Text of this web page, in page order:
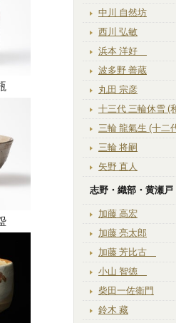
中川 自然坊
西川 弘敏
浜本 洋好
波多野 善蔵
丸田 宗彦
十三代 三輪休雪 (
三輪 龍氣生 (十二
三輪 将嗣
矢野 直人
志野・織部・黄瀬戸
加藤 高宏
加藤 亮太郎
加藤 芳比古
小山 智徳
柴田一佐衛門
鈴木 藏